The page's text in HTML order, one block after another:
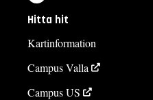
Hitta hit
Kartinformation
Campus Valla
Campus US